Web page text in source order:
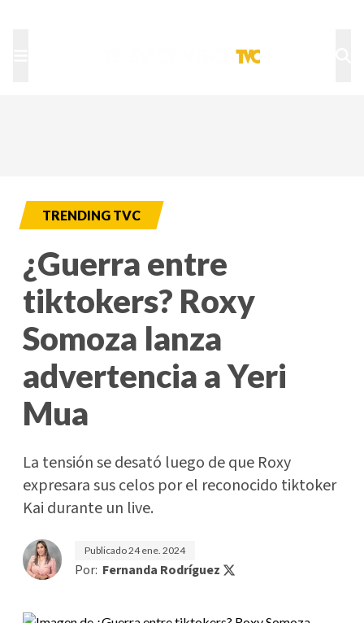
TRENDING TVC
¿Guerra entre
tiktokers? Roxy
Somoza lanza
advertencia a Yeri
Mua
La tensión se desató luego de que Roxy
expresara sus celos por el reconocido tiktoker
Kai durante un live.
Publicado24 ene. 2024
Por: Fernanda Rodríguez